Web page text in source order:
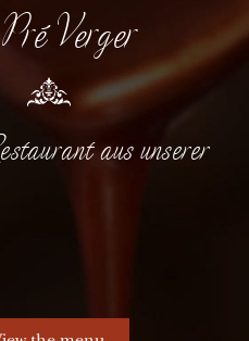
Verger
aus unserer